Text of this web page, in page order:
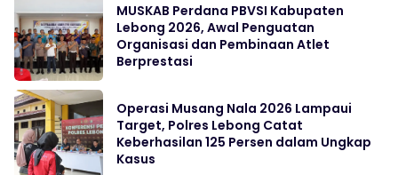
MUSKAB Perdana PBVSI Kabupaten
Lebong 2026, Awal Penguatan
Organisasi dan Pembinaan Atlet
Berprestasi
Operasi Musang Nala 2026 Lampaui
Target, Polres Lebong Catat
Keberhasilan 125 Persen dalam Ungkap
Kasus